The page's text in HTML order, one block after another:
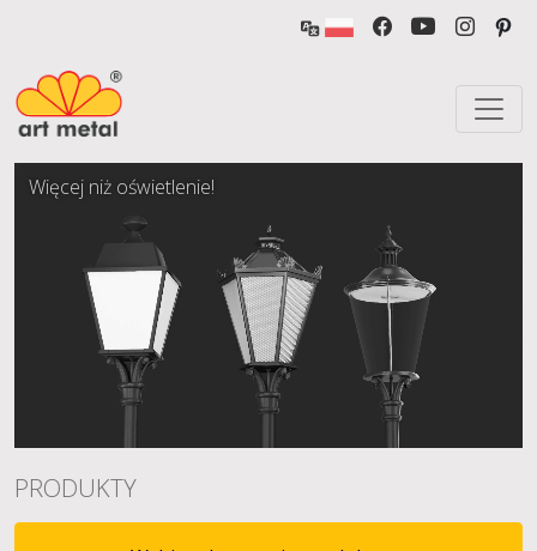
Więcej niż oświetlenie!
PRODUKTY